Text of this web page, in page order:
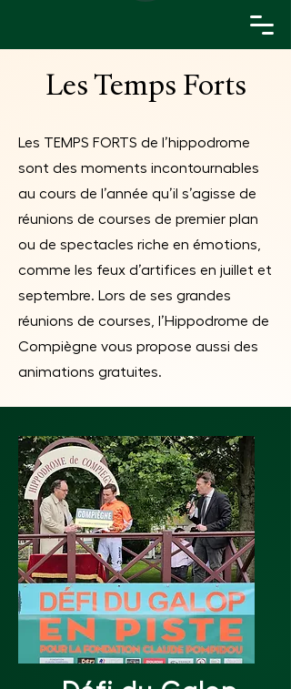
Les Temps Forts
Les TEMPS FORTS de l’hippodrome
sont des moments incontournables
au cours de l’année qu’il s’agisse de
réunions de courses de premier plan
ou de spectacles riche en émotions,
comme les feux d’artifices en juillet et
septembre. Lors de ses grandes
réunions de courses, l’Hippodrome de
Compiègne vous propose aussi des
animations gratuites.